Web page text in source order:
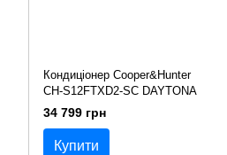
Кондиціонер Cooper&Hunter
CH-S12FTXD2-SC DAYTONA
34 799 грн
Купити